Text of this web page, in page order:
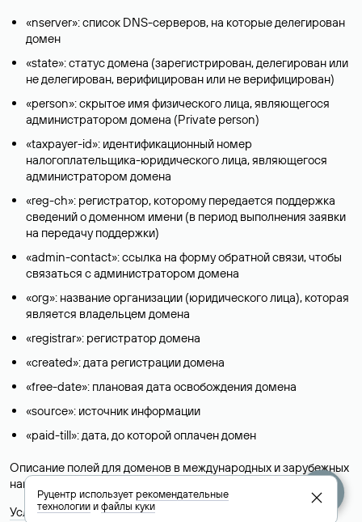
«nserver»: список DNS-серверов, на которые делегирован
домен
«state»: статус домена (зарегистрирован, делегирован или
не делегирован, верифицирован или не верифицирован)
«person»: скрытое имя физического лица, являющегося
администратором домена (Privatе person)
«taxpayer-id»: идентификационный номер
налогоплательщика-юридического лица, являющегося
администратором домена
«reg-ch»: регистратор, которому передается поддержка
сведений о доменном имени (в период выполнения заявки
на передачу поддержки)
«admin-contact»: ссылка на форму обратной связи, чтобы
связаться с администратором домена
«org»: название организации (юридического лица), которая
является владельцем домена
«registrar»: регистратор домена
«created»: дата регистрации домена
«free-date»: плановая дата освобождения домена
«source»: источник информации
«paid-till»: дата, до которой оплачен домен
Описание полей для доменов в международных и зарубежных
национальных доменах представлены в разделе «
».
Условия использования Whois-сервиса
Руцентр используетрекомендательные
технологииифайлы куки